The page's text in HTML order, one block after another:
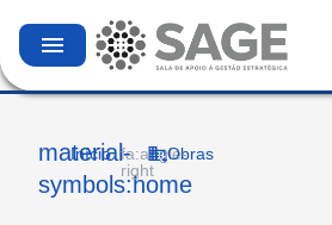
menu
material-
symbols:home
Início fa:angle-
right
Obras